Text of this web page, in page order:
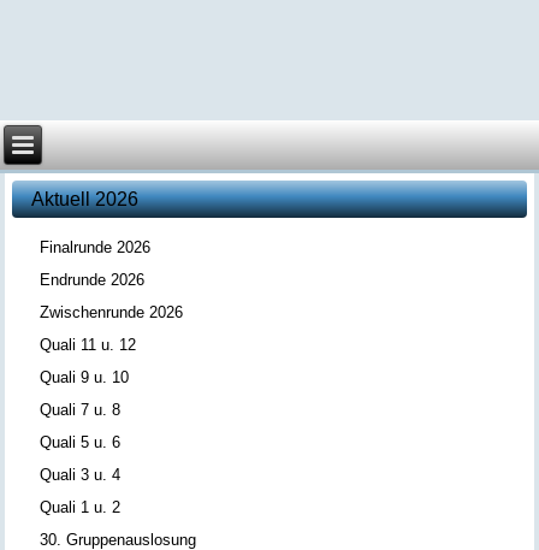
Aktuell 2026
Finalrunde 2026
Endrunde 2026
Zwischenrunde 2026
Quali 11 u. 12
Quali 9 u. 10
Quali 7 u. 8
Quali 5 u. 6
Quali 3 u. 4
Quali 1 u. 2
30. Gruppenauslosung